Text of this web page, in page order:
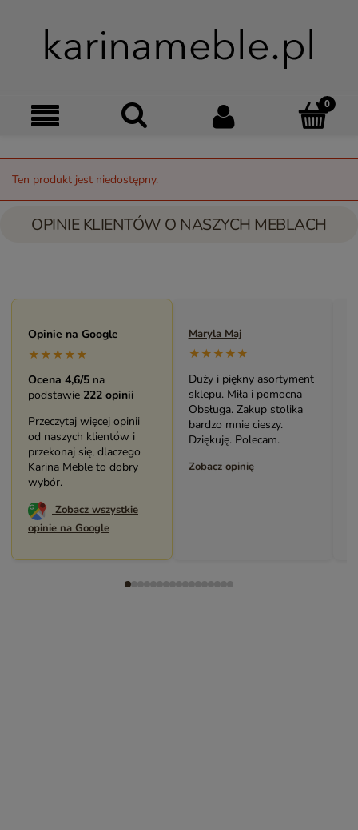
Menu Szukaj Moje
Ten produkt jest niedostępny.
OPINIE KLIENTÓW O NASZYCH MEBLACH
Opinie na Google
★★★★★
Ocena 4,6/5 na
podstawie 222 opinii
Przeczytaj więcej opinii
od naszych klientów i
przekonaj się, dlaczego
Karina Meble to dobry
wybór.
Zobacz wszystkie
opinie na Google
Maryla Maj
★★★★★
Duży i piękny asortyment
sklepu. Miła i pomocna
Obsługa. Zakup stolika
bardzo mnie cieszy.
Dziękuję. Polecam.
Zobacz opinię